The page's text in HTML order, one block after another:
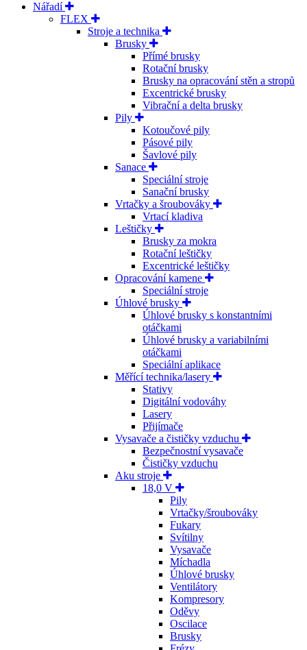
Nářadí
FLEX
Stroje a technika
Brusky
Přímé brusky
Rotační brusky
Brusky na opracování stěn a stropů
Excentrické brusky
Vibrační a delta brusky
Pily
Kotoučové pily
Pásové pily
Šavlové pily
Sanace
Speciální stroje
Sanační brusky
Vrtačky a šroubováky
Vrtací kladiva
Leštičky
Brusky za mokra
Rotační leštičky
Excentrické leštičky
Opracování kamene
Speciální stroje
Úhlové brusky
Úhlové brusky s konstantními
otáčkami
Úhlové brusky a variabilními
otáčkami
Speciální aplikace
Měřící technika/lasery
Stativy
Digitální vodováhy
Lasery
Přijímače
Vysavače a čističky vzduchu
Bezpečnostní vysavače
Čističky vzduchu
Aku stroje
18,0 V
Pily
Vrtačky/šroubováky
Fukary
Svítilny
Vysavače
Míchadla
Úhlové brusky
Ventilátory
Kompresory
Oděvy
Oscilace
Brusky